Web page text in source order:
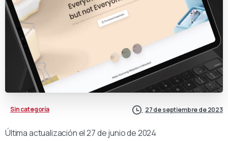
Sin categoría 27 de septiembre de 2023
Última actualización el 27 de junio de 2024